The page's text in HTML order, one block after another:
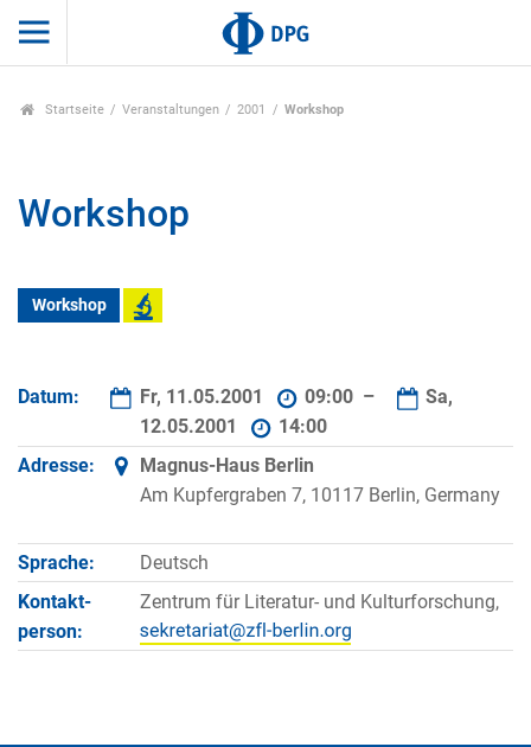
Startseite Veranstaltungen 2001 Workshop
Workshop
Workshop
Datum: Fr, 11.05.2001 09:00 –
Sa,
12.05.2001
14:00
Adresse:
Magnus-Haus Berlin
Am Kupfergraben 7, 10117 Berlin, Germany
Sprache:
Deutsch
Kontakt­
person:
Zentrum für Literatur- und Kulturforschung,